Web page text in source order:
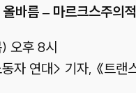
바름 – 마르크스주의
오후 8시
자 연대> 기자, 《트랜